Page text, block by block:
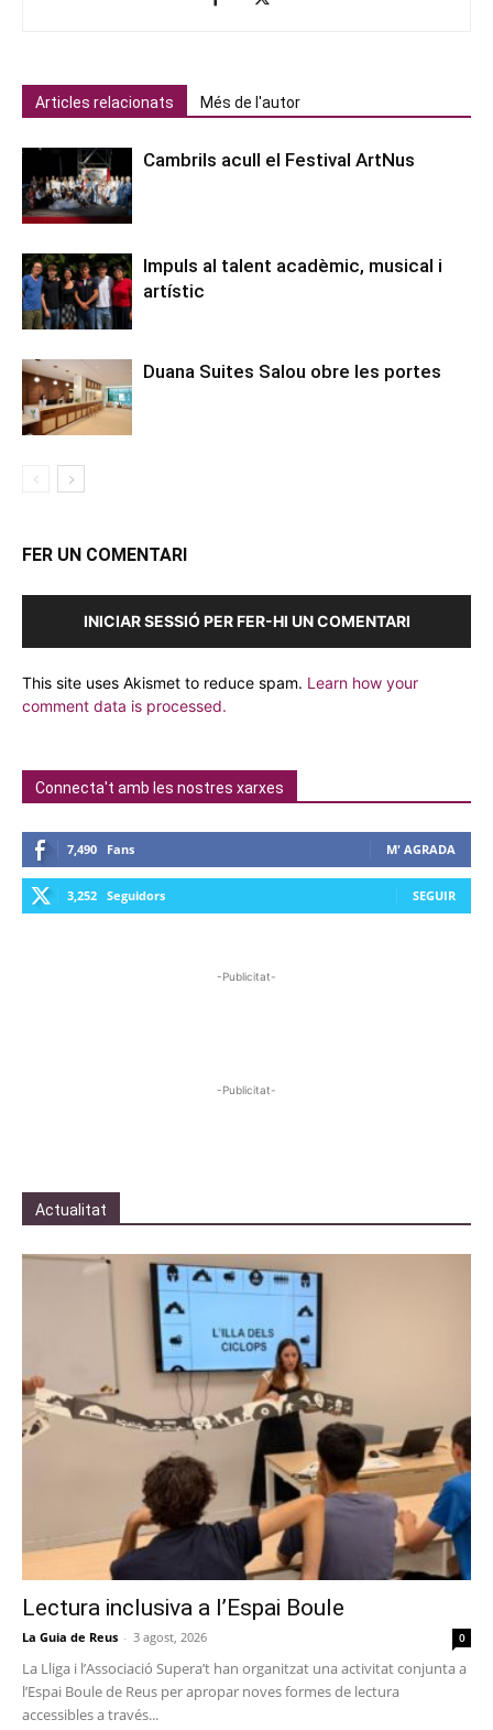
Articles relacionats Més de l'autor
Cambrils acull el Festival ArtNus
Impuls al talent acadèmic, musical i
artístic
Duana Suites Salou obre les portes
FER UN COMENTARI
INICIAR SESSIÓ PER FER-HI UN COMENTARI
This site uses Akismet to reduce spam. Learn how your
comment data is processed.
Connecta't amb les nostres xarxes
7,490 Fans M' AGRADA
3,252 Seguidors SEGUIR
-Publicitat-
-Publicitat-
Actualitat
Lectura inclusiva a l’Espai Boule
La Guia de Reus - 3 agost, 2026 0
La Lliga i l’Associació Supera’t han organitzat una activitat conjunta a
l’Espai Boule de Reus per apropar noves formes de lectura
accessibles a través...